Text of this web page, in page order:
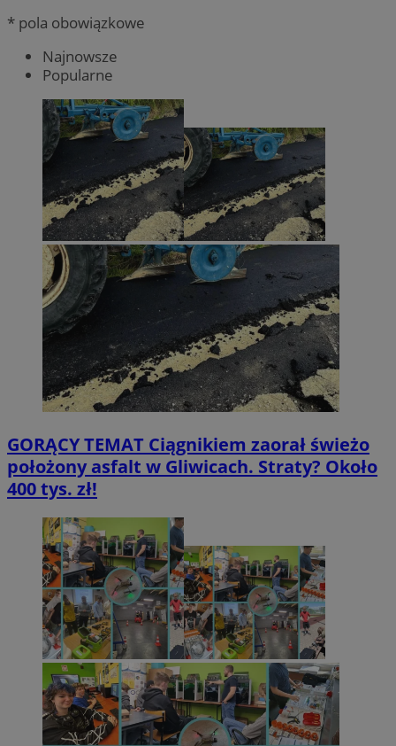
* pola obowiązkowe
Najnowsze
Popularne
GORĄCY TEMAT Ciągnikiem zaorał świeżo
położony asfalt w Gliwicach. Straty? Około
400 tys. zł!